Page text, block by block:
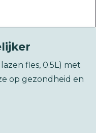
fles, 0.5L) met
op gezondheid en